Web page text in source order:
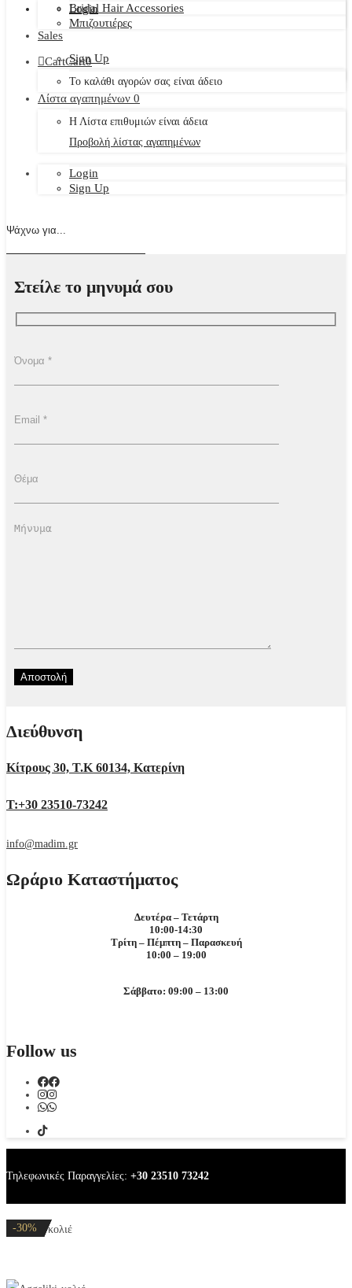
Login
Sign Up
Bridal Hair Accessories
Μπιζουτιέρες
Sales
CartCart0
Το καλάθι αγορών σας είναι άδειο
Λίστα αγαπημένων 0
Η Λίστα επιθυμιών είναι άδεια
Προβολή λίστας αγαπημένων
Login
Sign Up
Στείλε το μηνυμά σου
Διεύθυνση
Κίτρους 30, Τ.Κ 60134, Κατερίνη
Τ:+30 23510-73242
info@madim.gr
Ωράριο Καταστήματος
Δευτέρα – Τετάρτη
10:00-14:30
Τρίτη – Πέμπτη – Παρασκευή
10:00 – 19:00
Σάββατο: 09:00 – 13:00
Follow us
Τηλεφωνικές Παραγγελίες: +30 23510 73242
Aggeliki κολιέ
-20%
-20%
-20%
-20%
-30%